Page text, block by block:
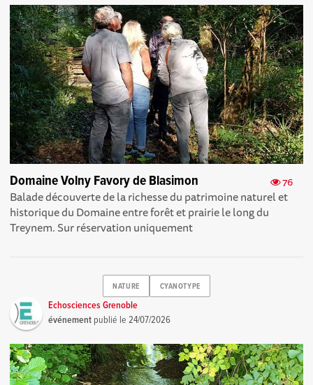
76
Domaine Volny Favory de Blasimon
Balade découverte de la richesse du patrimoine naturel et
historique du Domaine entre forêt et prairie le long du
Treynem. Sur réservation uniquement
NATURE CYANOTYPE
Echosciences Grenoble
événement publié le24/07/2026